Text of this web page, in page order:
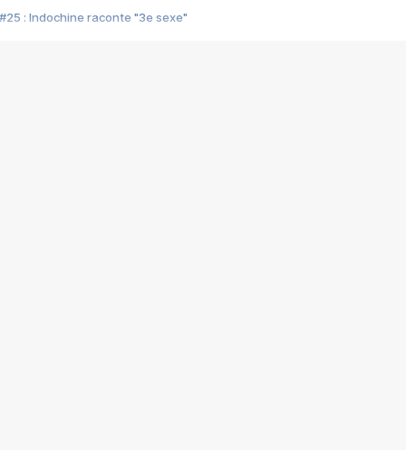
#25 : Indochine raconte "3e sexe"